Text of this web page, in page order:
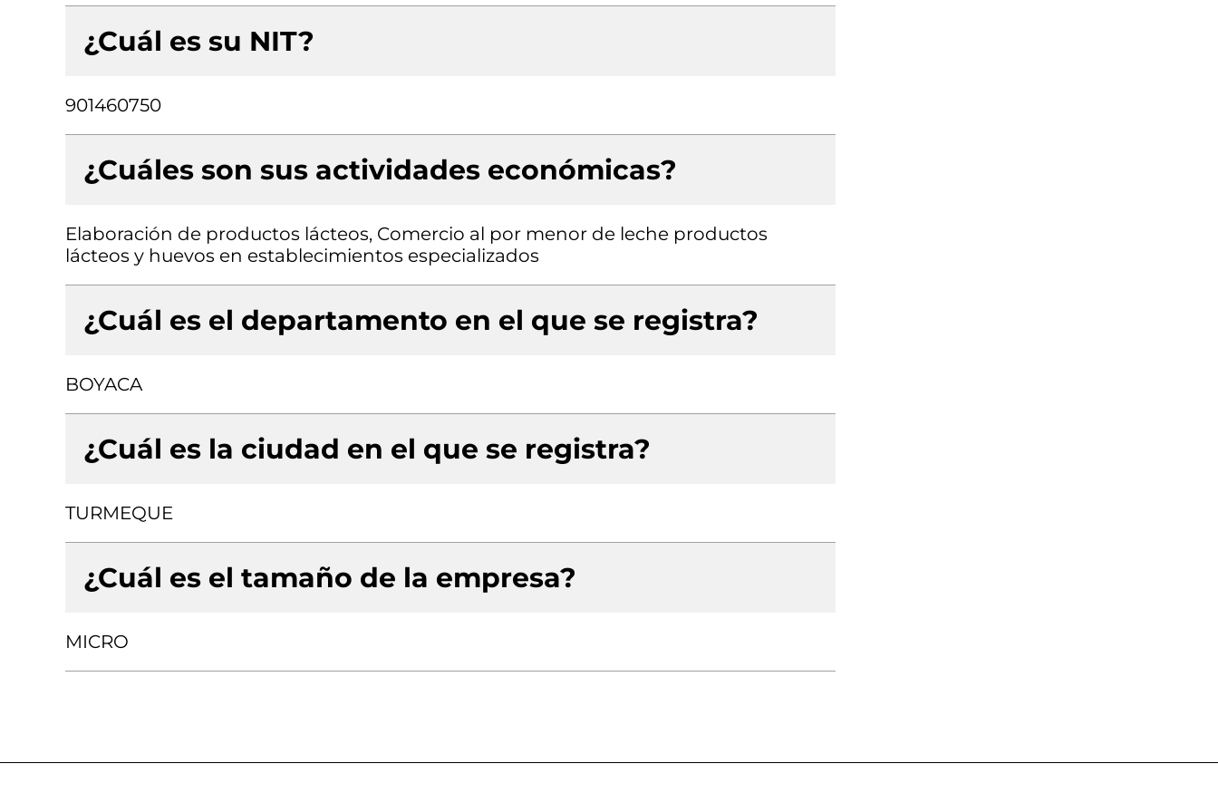
¿Cuál es su NIT?
901460750
¿Cuáles son sus actividades económicas?
Elaboración de productos lácteos, Comercio al por menor de leche productos
lácteos y huevos en establecimientos especializados
¿Cuál es el departamento en el que se registra?
BOYACA
¿Cuál es la ciudad en el que se registra?
TURMEQUE
¿Cuál es el tamaño de la empresa?
MICRO